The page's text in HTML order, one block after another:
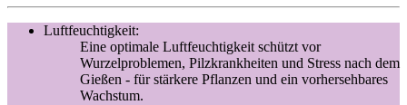
Luftfeuchtigkeit:
Eine optimale Luftfeuchtigkeit schützt vor
Wurzelproblemen, Pilzkrankheiten und Stress nach dem
Gießen - für stärkere Pflanzen und ein vorhersehbares
Wachstum.